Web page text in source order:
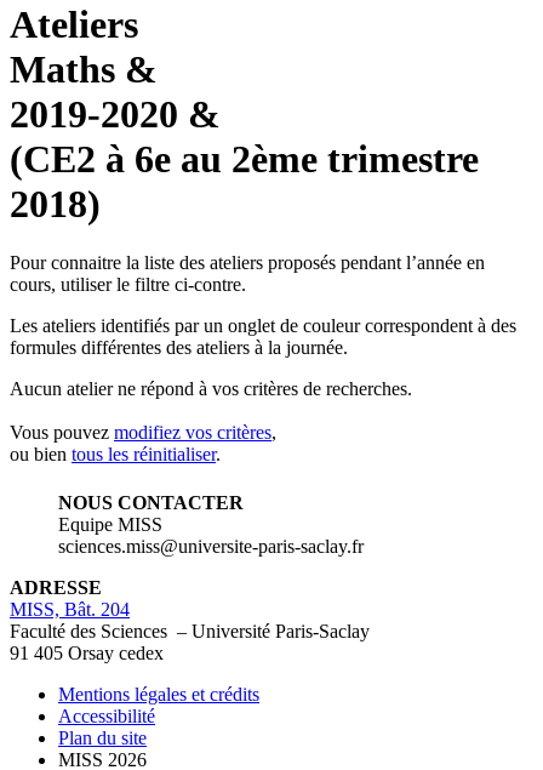
Ateliers
Maths &
2019-2020 &
(CE2 à 6e au 2ème trimestre
2018)
Pour connaitre la liste des ateliers proposés pendant l’année en
cours, utiliser le filtre ci-contre.
Les ateliers identifiés par un onglet de couleurcorrespondent à des
formules différentes des ateliers à la journée.
Aucun atelier ne répond à vos critères de recherches.
Vous pouvez modifiez vos critères,
ou bien tous les réinitialiser.
NOUS CONTACTER
Equipe MISS
sciences.miss@universite-paris-saclay.fr
ADRESSE
MISS, Bât. 204
Faculté des Sciences – Université Paris-Saclay
91 405 Orsay cedex
Mentions légales et crédits
Accessibilité
Plan du site
MISS 2026